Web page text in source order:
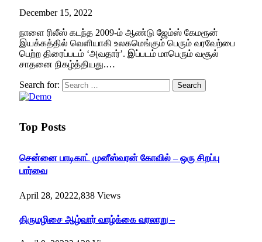
December 15, 2022
நாளை ரிலீஸ் கடந்த 2009-ம் ஆண்டு ஜேம்ஸ் கேமரூன்
இயக்கத்தில் வெளியாகி உலகமெங்கும் பெரும் வரவேற்பை
பெற்ற திரைப்படம் ‘அவதார்’. இப்படம் மாபெரும் வசூல்
சாதனை நிகழ்த்தியது.…
Search for:
Top Posts
சென்னை பாடிகாட் முனீஸ்வரன் கோவில் – ஒரு சிறப்பு
பார்வை
April 28, 20222,838 Views
திருமழிசை ஆழ்வார் வாழ்க்கை வரலாறு –